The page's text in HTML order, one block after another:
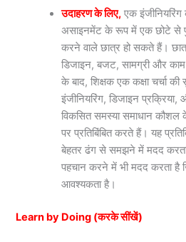
उदाहरण के लिए, एक
असाइनमेंट के रूप में एक छोटे से
करने वाले छात्र हो सकते हैं।
डिजाइन, बजट, सामग्री और
के बाद, शिक्षक एक कक्षा चर्चा
इंजीनियरिंग, डिजाइन
विकसित समस्या समाधान
पर प्रतिबिंबित करते हैं। यह
बेहतर ढंग से समझने में मदद
पहचान करने में भी मदद करता है
आवश्यकता है।
Learn by Doing (करके सींखें)